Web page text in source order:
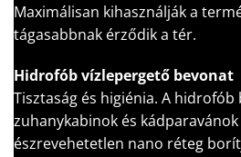
Maximálisan kihasználják a
tágasabbnak érződik a tér.
Hidrofób vízlepergető bevonat
Tisztaság és higiénia. A
zuhanykabinok és
észrevehetetlen nano réteg